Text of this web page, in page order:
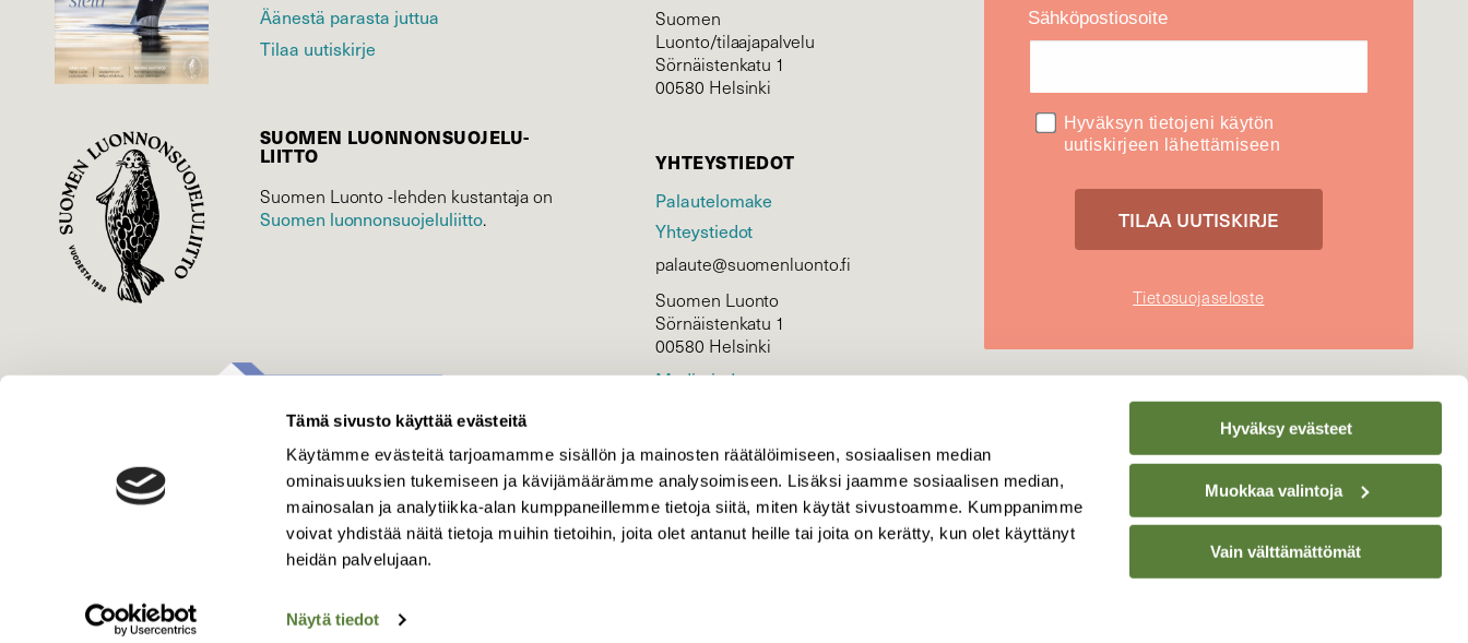
Tämä sivusto käyttää evästeitä
Käytämme evästeitä tarjoamamme sisällön ja mainosten räätälöimiseen, sosiaalisen median
ominaisuuksien tukemiseen ja kävijämäärämme analysoimiseen. Lisäksi jaamme sosiaalisen median,
mainosalan ja analytiikka-alan kumppaneillemme tietoja siitä, miten käytät sivustoamme. Kumppanimme
voivat yhdistää näitä tietoja muihin tietoihin, joita olet antanut heille tai joita on kerätty, kun olet käyttänyt
heidän palvelujaan.
Näytä tiedot
Hyväksy evästeet
Muokkaa valintoja
Vain välttämättömät
Äänestä parasta juttua
Tilaa uutiskirje
SUOMEN LUONNON­SUOJELU­
LIITTO
Suomen Luonto -lehden kustantaja on
Suomen luonnonsuojelu­liitto.
Suomen
Luonto/tilaajapalvelu
Sörnäistenkatu 1
00580 Helsinki
YHTEYSTIEDOT
Palautelomake
Yhteystiedot
palaute@suomenluonto.fi
Suomen Luonto
Sörnäistenkatu 1
00580 Helsinki
Mediatiedot
KIRJAUDU
Sähköpostiosoite
Hyväksyn tietojeni käytön
uutiskirjeen lähettämiseen
Tietosuojaseloste